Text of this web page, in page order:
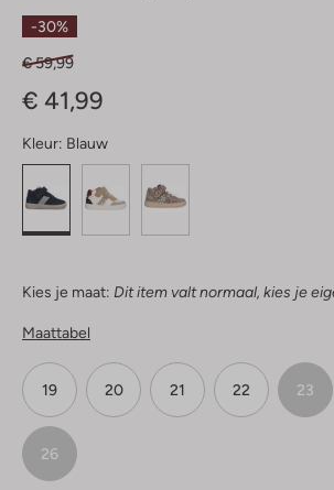
-30%
€ 59,99
€ 41,99
Kleur: Blauw
Kies je maat: Dit item valt normaal, kies je
Maattabel
19 20 21 22 23
26